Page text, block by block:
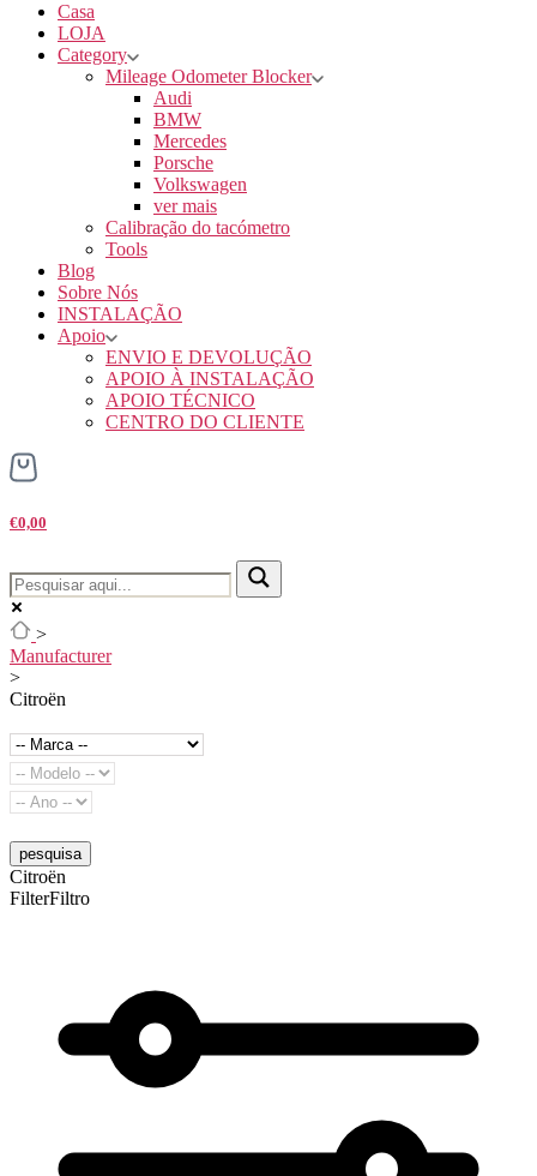
Casa
LOJA
Category
Mileage Odometer Blocker
Audi
BMW
Mercedes
Porsche
Volkswagen
ver mais
Calibração do tacómetro
Tools
Blog
Sobre Nós
INSTALAÇÃO
Apoio
ENVIO E DEVOLUÇÃO
APOIO À INSTALAÇÃO
APOIO TÉCNICO
CENTRO DO CLIENTE
€0,00
>
Manufacturer
>
Citroën
pesquisa
Citroën
FilterFiltro